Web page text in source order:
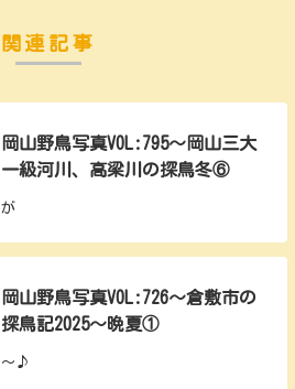
関連記事
岡山野鳥写真VOL:795～岡山三大
一級河川、高梁川の探鳥冬⑥
が
岡山野鳥写真VOL:726～倉敷市の
探鳥記2025～晩夏①
～♪